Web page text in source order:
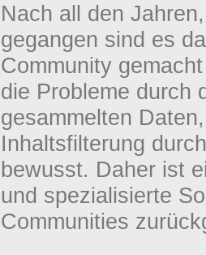
Nach all den
gegangen sind es
Community
die Probleme durch
gesammelten
Inhaltsfilterung
bewusst. Daher ist
und spezialisierte
Communities